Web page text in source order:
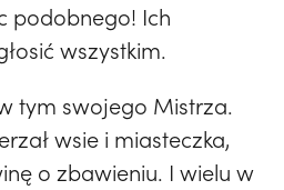
podobnego! Ich
wszystkim.
tym swojego Mistrza.
wsie i miasteczka,
o zbawieniu. I wielu w